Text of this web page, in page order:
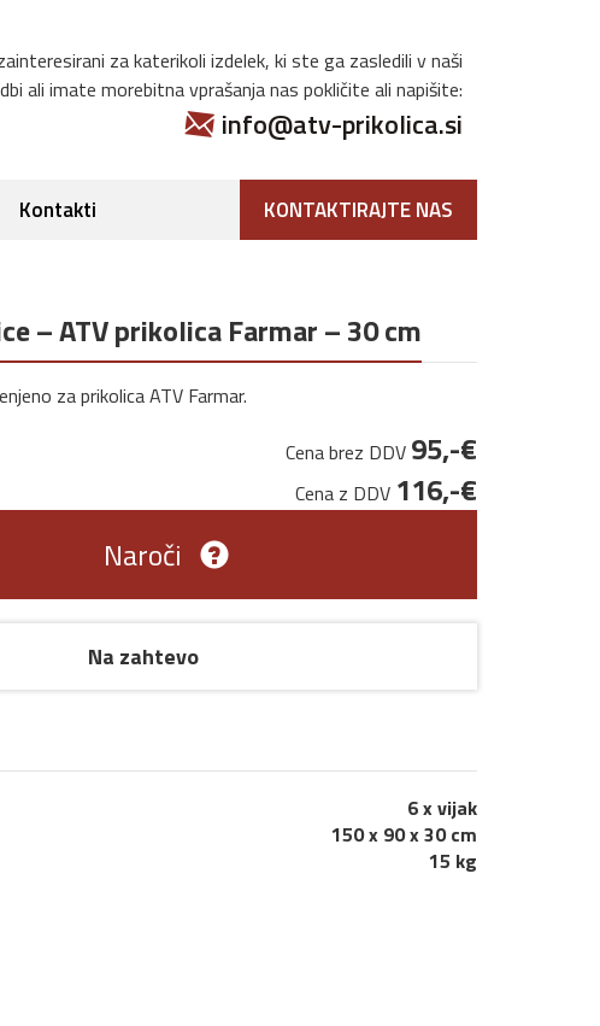
za katerikoli izdelek, ki ste ga zasledili v naši
ali imate morebitna vprašanja nas pokličite ali napišite:
info@atv-prikolica.si
Kontakti KONTAKTIRAJTE NAS
– ATV prikolica Farmar – 30 cm
za prikolica ATV Farmar.
Cena brez DDV 95,-€
Cena z DDV 116,-€
Naroči
Na zahtevo
6 x vijak
150 x 90 x 30 cm
15 kg